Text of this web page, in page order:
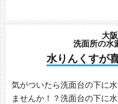
大
洗面所の水
水りんくすが
気がついたら洗面台の下に
ませんか！？洗面台の下に